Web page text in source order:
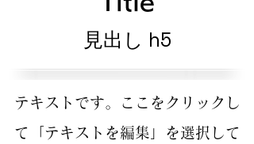
見出し h5
テキストです。ここをクリックし
て「テキストを編集」を選択して